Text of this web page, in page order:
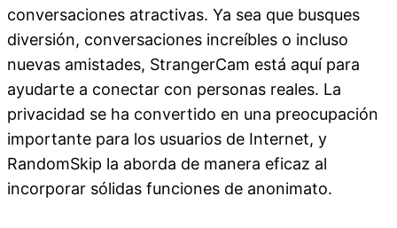
conversaciones atractivas. Ya sea que busques
diversión, conversaciones increíbles o incluso
nuevas amistades, StrangerCam está aquí para
ayudarte a conectar con personas reales. La
privacidad se ha convertido en una preocupación
importante para los usuarios de Internet, y
RandomSkip la aborda de manera eficaz al
incorporar sólidas funciones de anonimato.